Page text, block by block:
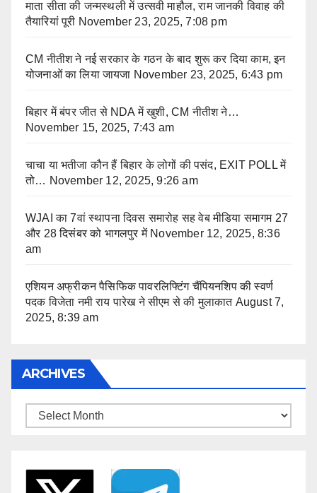
माता सीता की जन्मस्थली में उत्सवी माहौल, राम जानकी विवाह की
तैयारियां पूरी November 23, 2025, 7:08 pm
CM नीतीश ने नई सरकार के गठन के बाद शुरू कर दिया काम, इन
योजनाओं का लिया जायजा November 23, 2025, 6:43 pm
बिहार में बंपर जीत से NDA में खुशी, CM नीतीश ने…
November 15, 2025, 7:43 am
चाचा या भतीजा कौन हैं बिहार के लोगों की पसंद, EXIT POLL में
तो… November 12, 2025, 9:26 am
WJAI का 7वां स्थापना दिवस समारोह सह वेब मीडिया समागम 27
और 28 दिसंबर को भागलपुर में November 12, 2025, 8:36
am
एशियन अफ्रीकन पैसिफिक पावरलिफ्टिंग चैंपियनशिप की स्वर्ण
पदक विजेता नमी राय पारेख ने सीएम से की मुलाकात August 7,
2025, 8:39 am
ARCHIVES
Archives